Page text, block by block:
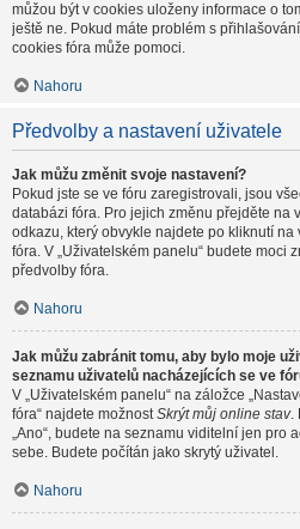
můžou být v cookies uloženy informace o
ještě ne. Pokud máte problém s
cookies fóra může pomoci.
Nahoru
Předvolby a nastavení uživatele
Jak můžu změnit svoje nastavení?
Pokud jste se ve fóru zaregistrovali, jsou
databázi fóra. Pro jejich změnu přejděte na
odkazu, který obvykle najdete po kliknutí
fóra. V „Uživatelském panelu“ budete moci
předvolby fóra.
Nahoru
Jak můžu zabránit tomu, aby bylo moje
seznamu uživatelů nacházejících se ve
V „Uživatelském panelu“ na záložce
fóra“ najdete možnostSkrýt můj online stav.
„Ano“, budete na seznamu viditelní jen pro
sebe. Budete počítán jako skrytý uživatel.
Nahoru